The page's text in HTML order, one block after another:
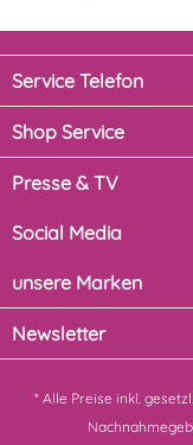
Service Telefon
Shop Service
Presse & TV
Social Media
unsere Marken
Newsletter
* Alle Preise inkl.